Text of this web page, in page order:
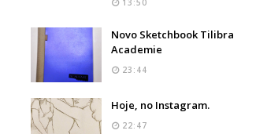
13:50
Novo Sketchbook Tilibra
Academie
23:44
Hoje, no Instagram.
22:47